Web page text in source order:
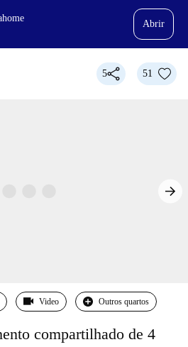
Abrir
5 51
Video Outros quartos
compartilhado de 4